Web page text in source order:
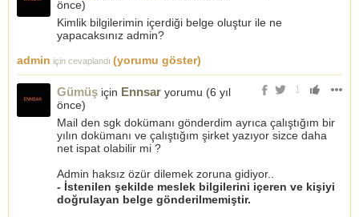
önce)
Kimlik bilgilerimin içerdiği belge oluştur ile ne
yapacaksınız admin?
admin için cevaplandı (yorumu göster)
1
Gümüş için Ennsar yorumu (6 yıl
önce)
Mail den sgk dokümanı gönderdim ayrıca çalıştığım bir
yılın dokümanı ve çalıştığım şirket yazıyor sizce daha
net ispat olabilir mi ?
Admin haksız özür dilemek zoruna gidiyor..
- İstenilen şekilde meslek bilgilerini içeren ve kişiyi
doğrulayan belge gönderilmemiştir.